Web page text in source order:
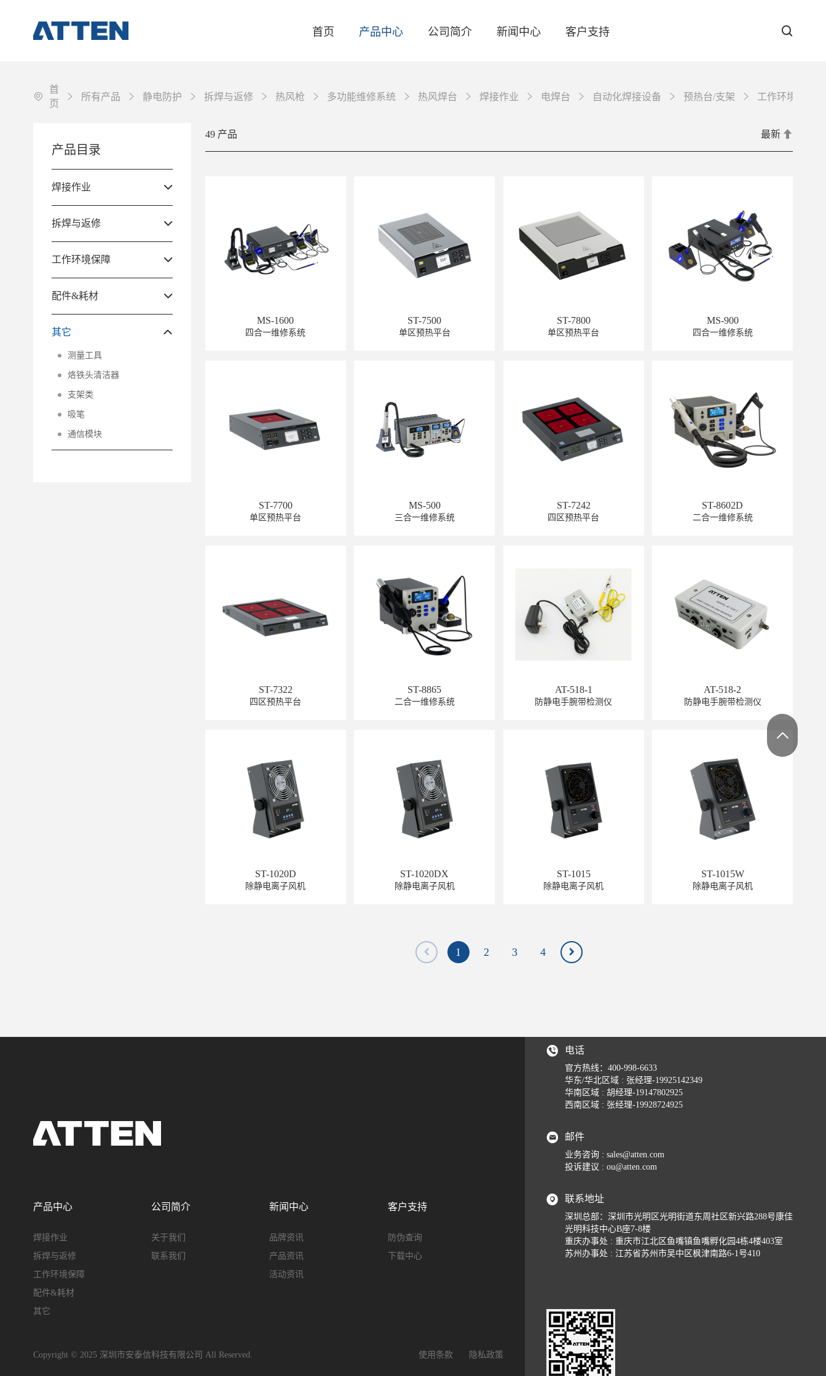
首页 产品中心
工作环境保障
GT-6090
GT-6301
GT-6302
公司简介 新闻中心 客户支持
首
页
所有产品 静电防护 拆焊与返修 热风枪 多功能维修系统 热风焊台 焊接作业 电焊台 自动化焊接设备 预热台/支架 工作环境保障
产品目录
焊接作业
拆焊与返修
工作环境保障
配件&耗材
其它
测量工具
烙铁头清洁器
支架类
吸笔
通信模块
49 产品 最新
MS-1600
四合一维修系统
ST-7500
单区预热平台
ST-7800
单区预热平台
MS-900
四合一维修系统
ST-7700
单区预热平台
MS-500
三合一维修系统
ST-7242
四区预热平台
ST-8602D
二合一维修系统
ST-7322
四区预热平台
ST-8865
二合一维修系统
AT-518-1
防静电手腕带检测仪
AT-518-2
防静电手腕带检测仪
ST-1020D
除静电离子风机
ST-1020DX
除静电离子风机
ST-1015
除静电离子风机
ST-1015W
除静电离子风机
1 2 3 4
产品中心
焊接作业
拆焊与返修
工作环境保障
配件&耗材
其它
公司简介
关于我们
联系我们
新闻中心
品牌资讯
产品资讯
活动资讯
客户支持
防伪查询
下载中心
Copyright © 2025 深圳市安泰信科技有限公司 All Reserved. 使用条款 隐私政策
电话
官方热线：400-998-6633
华东/华北区域 : 张经理-19925142349
华南区域 : 胡经理-19147802925
西南区域 : 张经理-19928724925
邮件
业务咨询 : sales@atten.com
投诉建议 : ou@atten.com
联系地址
深圳总部：深圳市光明区光明街道东周社区新兴路288号康佳
光明科技中心B座7-8楼
重庆办事处 : 重庆市江北区鱼嘴镇鱼嘴孵化园4栋4楼403室
苏州办事处 : 江苏省苏州市吴中区枫津南路6-1号410